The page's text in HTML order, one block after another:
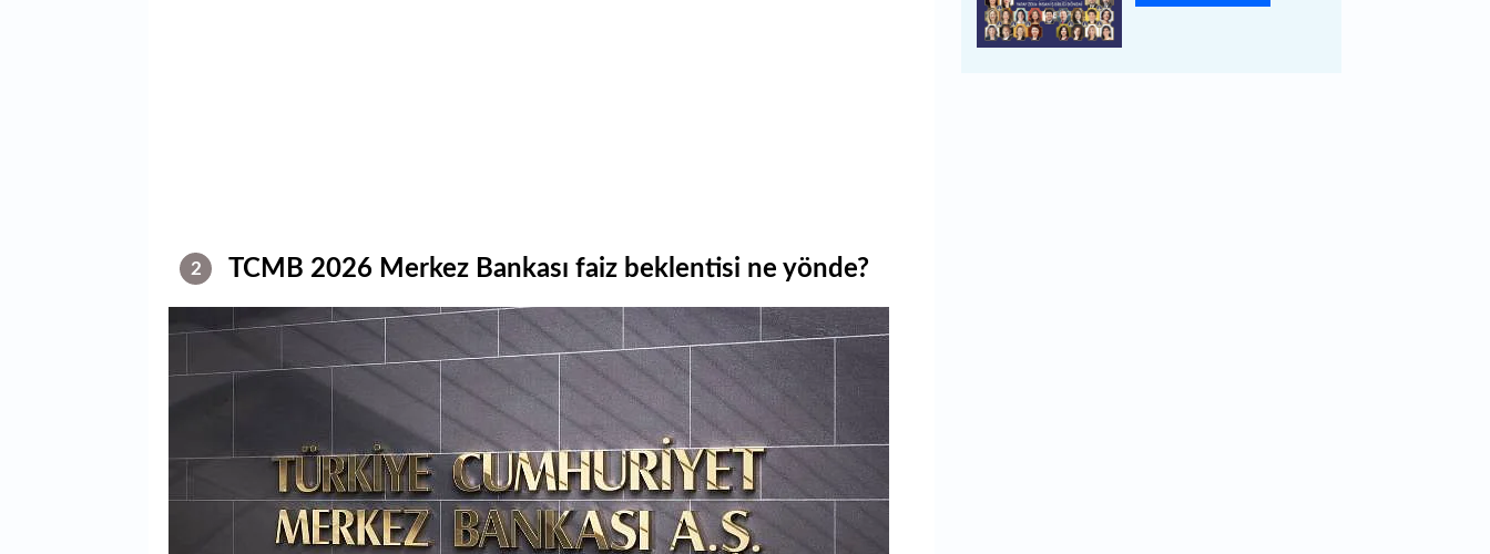
2 TCMB 2026 Merkez Bankası faiz beklentisi ne yönde?